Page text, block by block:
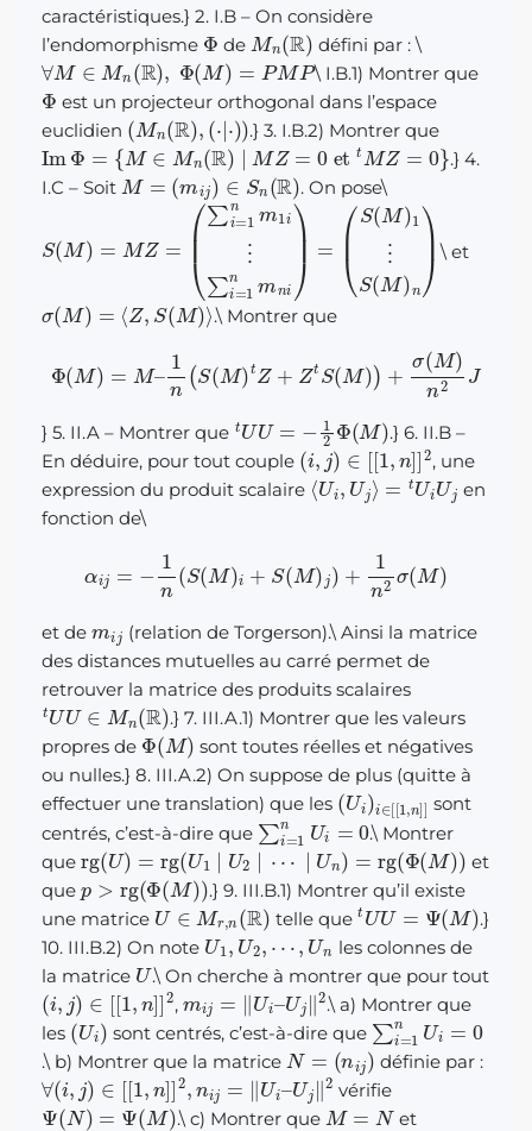
caractéristiques.} 2. I.B – On considère
l’endomorphisme
Φ
de
Mn(R)
défini par :\
∀M∈Mn(R), Φ(M)=P MP
\ I.B.1) Montrer que
Φ
est un projecteur orthogonal dans l’espace
euclidien
(Mn(R),(⋅|⋅))
.} 3. I.B.2) Montrer que
ImΦ={M∈Mn(R) | MZ=0ettMZ=0}
.} 4.
I.C – Soit
M= (mij)∈S n (R)
. On pose\
S(M)= Z =(∑ 1n 1 mn
(S(M) S (M )
\ et
(M) , S( M)⟩
.\ Montrer que
1 )n2J
} 5. II.A – Montrer que
tUU Φ (M)
.} 6. II.B –
En déduire, pour tout couple
(i, )∈ [[ 1,n ] 2
, une
expression du produit scalaire
⟨Ui Uj⟩= t UiUj
en
fonction de\
−1 σ(
et de (relation de Torgerson).\Ainsi la matrice
des distances mutuelles au carré permet de
retrouver la matrice des produits scalaires
tUU M n (R)
.} 7. III.A.1) Montrer que les valeurs
propres de
Φ (M)
sont toutes réelles et négatives
ou nulles.} 8. III.A.2) On suppose de plus (quitte à
effectuer une translation) que les
(Ui ) [ [
sont
centrés, c’est-à-dire que
∑i= nU = 0
.\ Montrer
que
rg(U)=rg( U1 | U2 ⋯ | Un = rg(Φ(M))
et
que
p>rg Φ(M))
.} 9. III.B.1) Montrer qu’il existe
une matrice
U∈Mr n(R)
telle que
tUU= Ψ(M)
.}
10. III.B.2) On note
U1,U2,⋯,Un
les colonnes de
la matrice
U
.\On cherche à montrer que pour tout
(i, j)∈[[1,n ]] 2
,
mij=‖ Ui–Uj‖2
.\ a) Montrer que
les
(Ui)
sont centrés, c’est-à-dire que
∑i=1 nUi=0
.\ b) Montrer que la matrice
N= i
définie par :
∀(i, )∈ 1,n 2,n –Uj 2
vérifie
Ψ(N)= Ψ (M)
.\c) Montrer que
M=
et